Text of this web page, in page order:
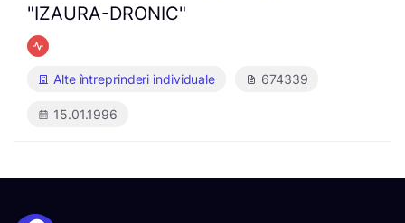
"IZAURA-DRONIC"
Alte întreprinderi individuale 674339
15.01.1996